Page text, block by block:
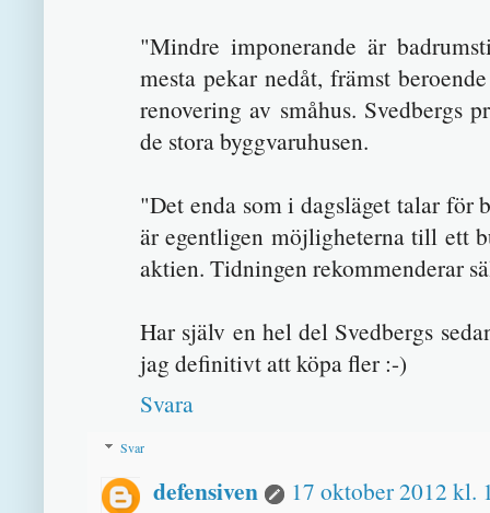
"Mindre imponerande är
mesta pekar nedåt, främst
renovering av småhus. Svedbergs
de stora byggvaruhusen.
"Det enda som i dagsläget talar för
är egentligen möjligheterna till ett
aktien. Tidningen rekommenderar
Har själv en hel del Svedbergs
jag definitivt att köpa fler :-)
Svara
Svar
defensiven
17 oktober 2012 kl.